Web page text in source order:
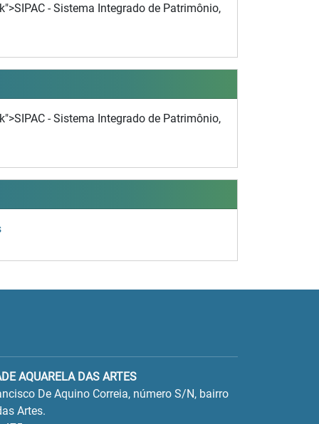
- Sistema Integrado de Patrimônio,
- Sistema Integrado de Patrimônio,
AQUARELA DAS ARTES
De Aquino Correia, número S/N, bairro
Artes.